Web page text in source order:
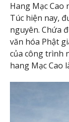
Hang Mạc Cao
Túc hiện nay,
nguyên. Chứa
văn hóa Phật
của công trình
hang Mạc Cao